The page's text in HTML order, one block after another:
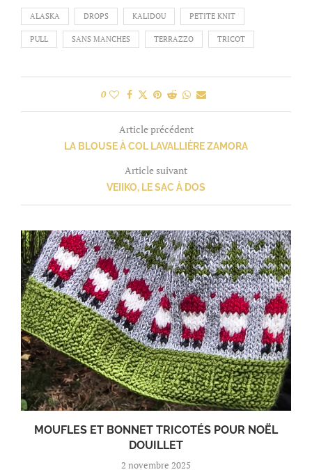
ALASKA DROPS KALIDOU PETITE KNIT
PULL SANS MANCHES TERRAZZO TRICOT
0
Article précédent
LA BLOUSE À COL LAVALLIÈRE ZAMORA
Article suivant
VEIIKO, LE SAC À DOS
MOUFLES ET BONNET TRICOTÉS POUR NOËL
DOUILLET
2 novembre 2025